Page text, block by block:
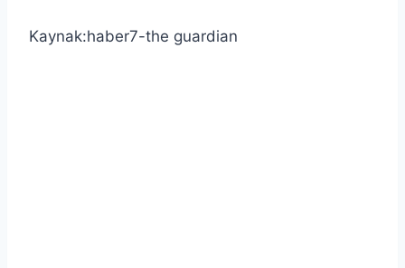
Kaynak:haber7-the guardian